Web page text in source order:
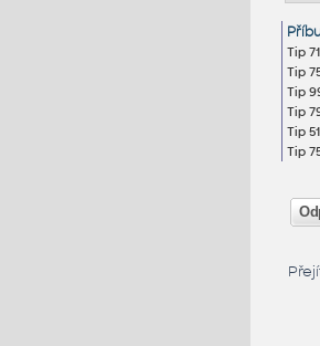
Tip
Tip
Tip
Tip
Tip
Tip